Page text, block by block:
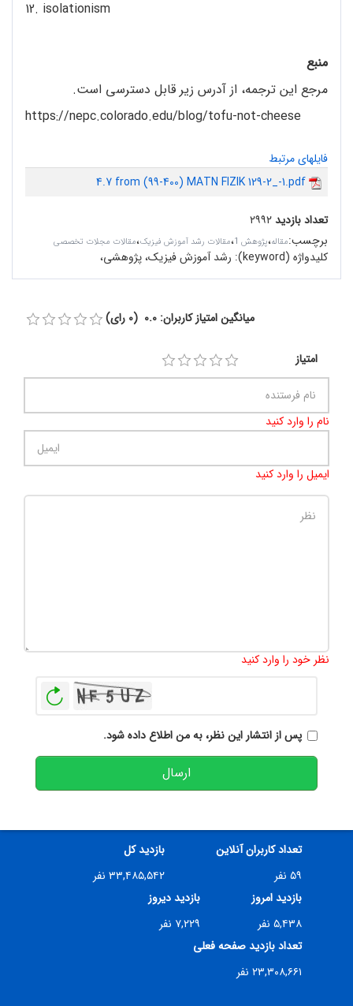
12. isolationism
منبع
مرجع این ترجمه، از آدرس زیر قابل دسترسی است.
https://nepc.colorado.edu/blog/tofu-not-cheese
فایلهای مرتبط
4.7 from (99-400) MATN FIZIK 129-2_-1.pdf
تعداد بازدید۲۹۹۲
برچسب:مقاله،پژوهش 1 ،مقالات رشد آموزش فیزیک،مقالات مجلات تخصصی
کلیدواژه (keyword): رشد آموزش فیزیک، پژوهشی،
میانگین امتیاز کاربران: 0.0 (0 رای)
امتیاز
نام را وارد کنید
ایمیل را وارد کنید
نظر خود را وارد کنید
پس از انتشار این نظر، به من اطلاع داده شود.
ارسال
تعداد کاربران آنلاین
۵۹ نفر
بازدید کل
۳۳,۴۸۵,۵۴۲ نفر
بازدید امروز
۵,۴۳۸ نفر
بازدید دیروز
۷,۲۲۹ نفر
تعداد بازدید صفحه فعلی
۲۳,۳۰۸,۶۶۱ نفر